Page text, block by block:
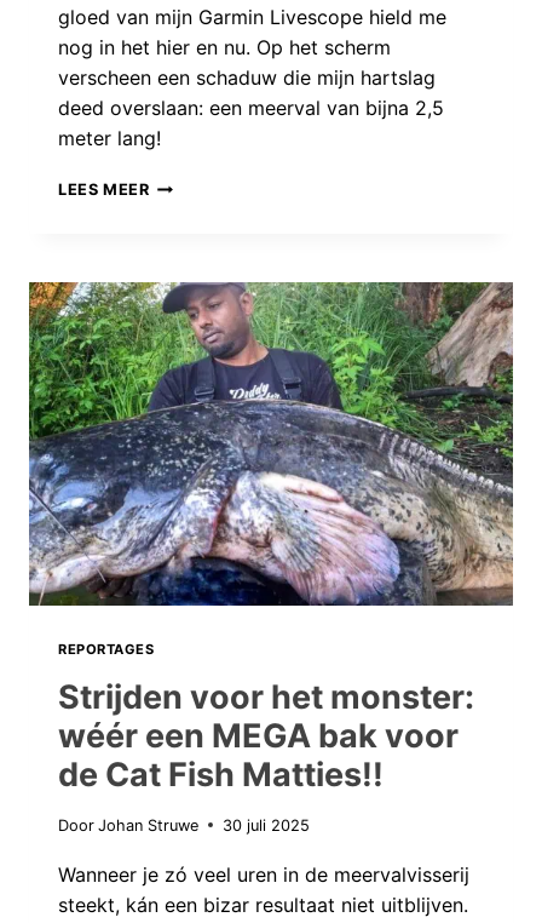
gloed van mijn Garmin Livescope hield me
nog in het hier en nu. Op het scherm
verscheen een schaduw die mijn hartslag
deed overslaan: een meerval van bijna 2,5
meter lang!
LEES MEERSTRIJDEN
IN
HET
HOLST
VAN
DE
NACHT
LOOP
IK
TEGEN
DE
VANGST
VAN
LEVEN
AAN!
REPORTAGES
Strijden voor het monster:
wéér een MEGA bak voor
de Cat Fish Matties!!
Door Johan Struwe 30 juli 2025
Wanneer je zó veel uren in de meervalvisserij
steekt, kán een bizar resultaat niet uitblijven.